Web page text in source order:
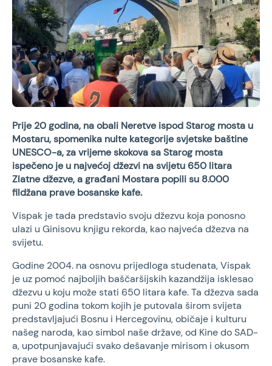
Prije 20 godina, na obali Neretve ispod Starog mosta u
Mostaru, spomenika nulte kategorije svjetske baštine
UNESCO-a, za vrijeme skokova sa Starog mosta
ispečeno je u najvećoj džezvi na svijetu 650 litara
Zlatne džezve, a građani Mostara popili su 8.000
fildžana prave bosanske kafe.
Vispak je tada predstavio svoju džezvu koja ponosno
ulazi u Ginisovu knjigu rekorda, kao najveća džezva na
svijetu.
Godine 2004. na osnovu prijedloga studenata, Vispak
je uz pomoć najboljih baščaršijskih kazandžija isklesao
džezvu u koju može stati 650 litara kafe. Ta džezva sada
puni 20 godina tokom kojih je putovala širom svijeta
predstavljajući Bosnu i Hercegovinu, običaje i kulturu
našeg naroda, kao simbol naše države, od Kine do SAD-
a, upotpunjavajući svako dešavanje mirisom i okusom
prave bosanske kafe.